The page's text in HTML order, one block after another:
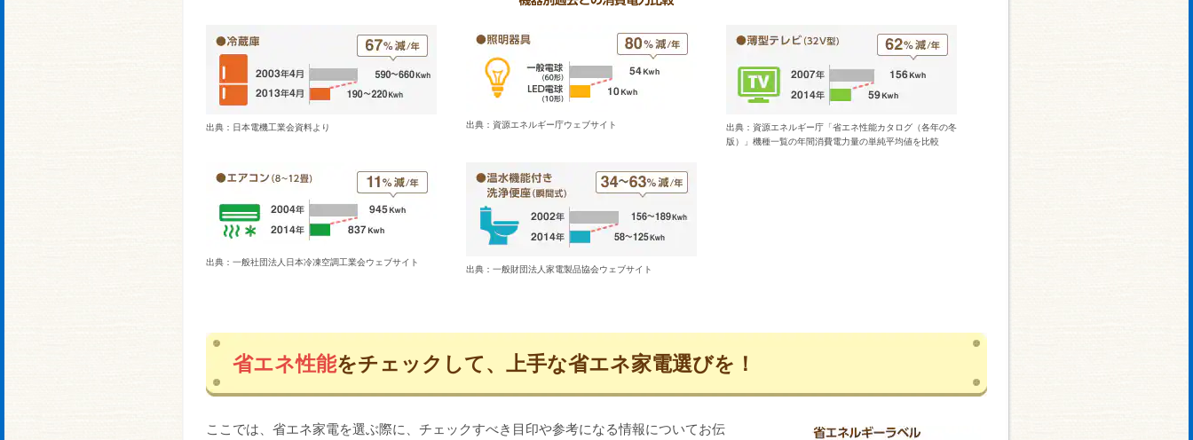
出典：日本電機工業会資料より 出典：資源エネルギー庁ウェブサイト
出典：資源エネルギー庁「省エネ性能カタログ（各年の冬
版）」機種一覧の年間消費電力量の単純平均値を比較
出典：一般社団法人日本冷凍空調工業会ウェブサイト
出典：一般財団法人家電製品協会ウェブサイト
省エネ性能をチェックして、上手な省エネ家電選びを！
ここでは、省エネ家電を選ぶ際に、チェックすべき目印や参考になる情報についてお伝